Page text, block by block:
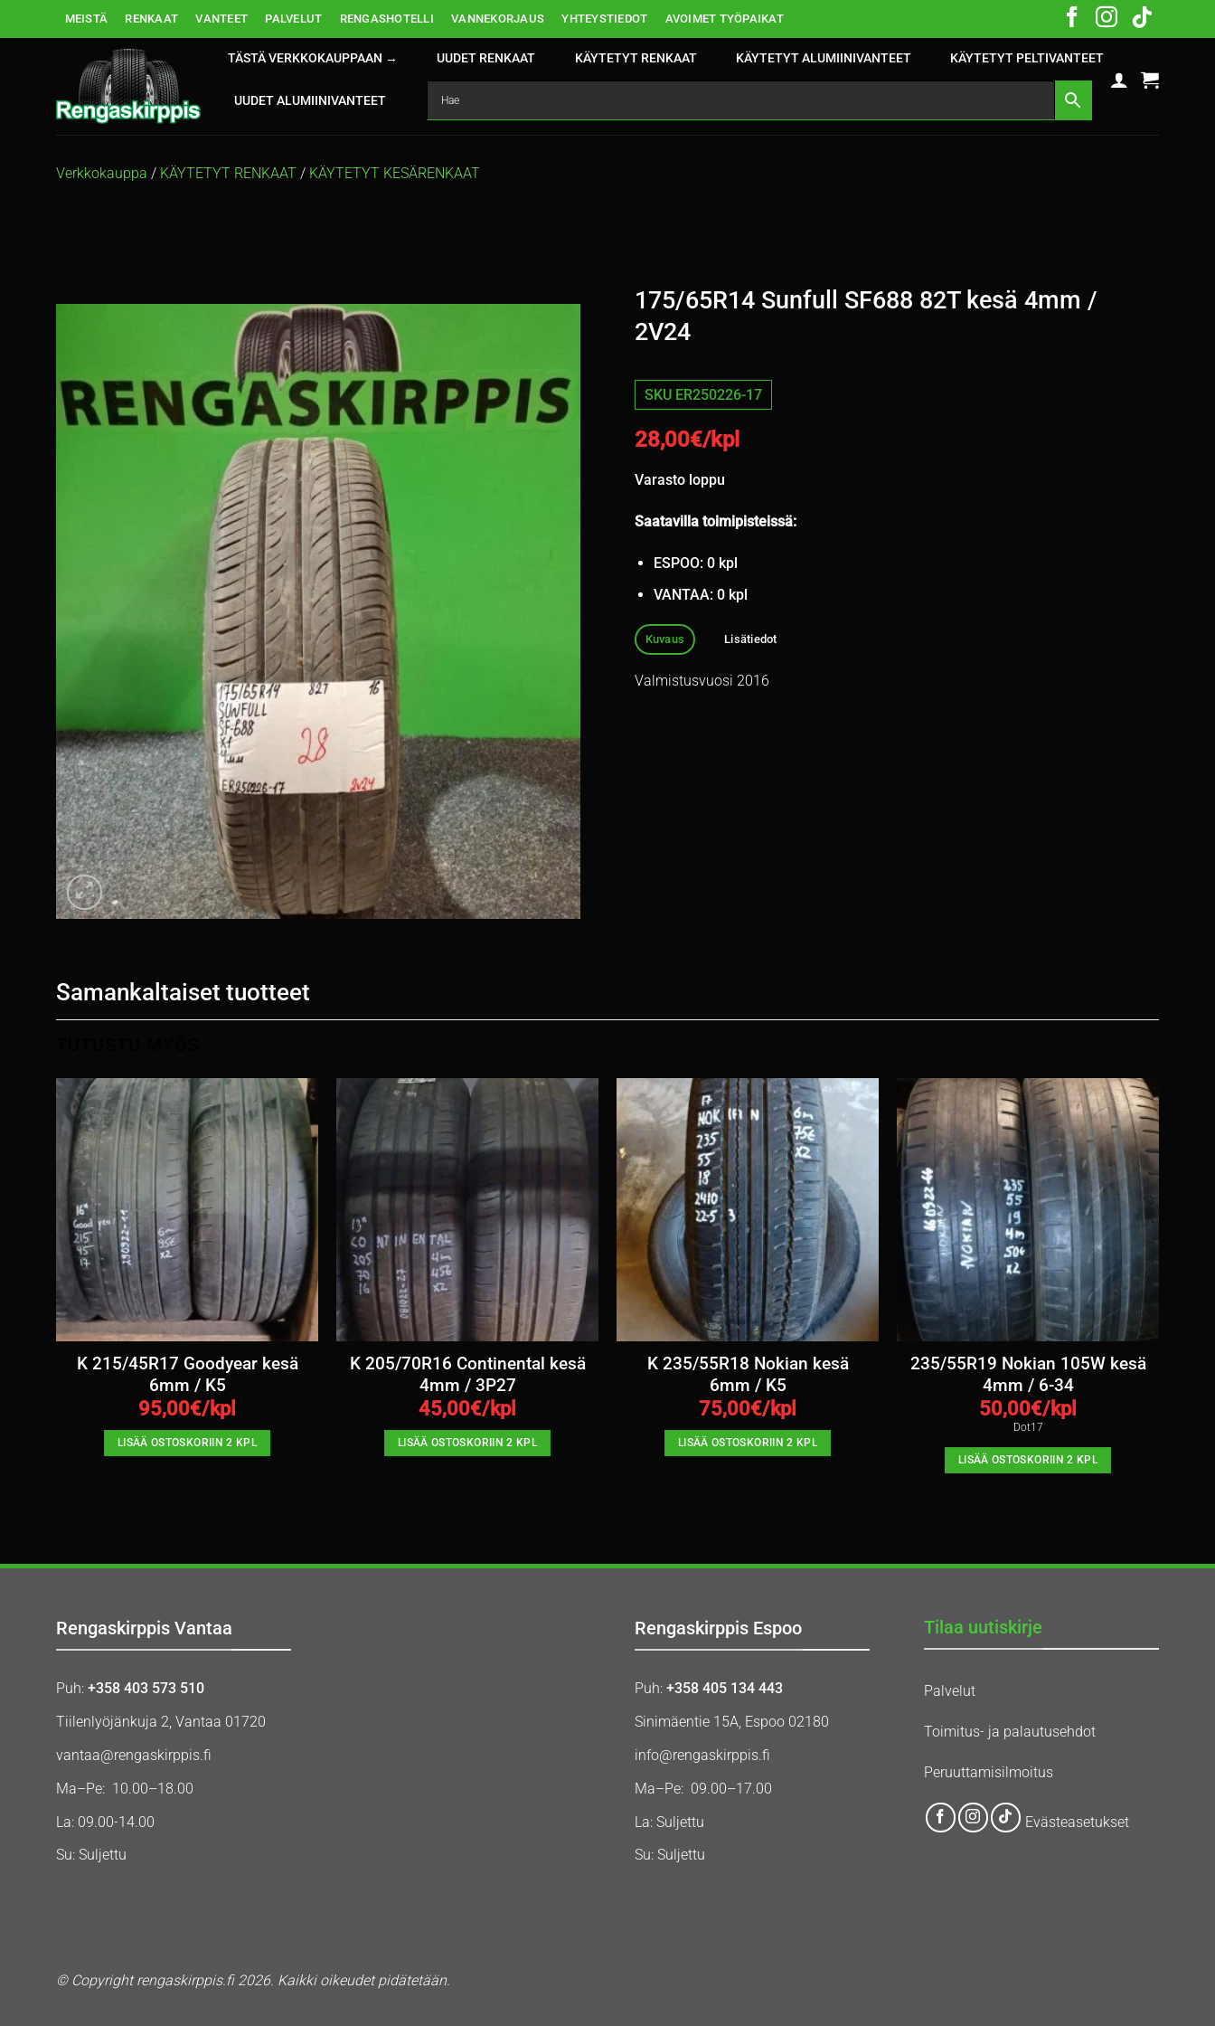
MEISTÄ RENKAAT VANTEET PALVELUT RENGASHOTELLI VANNEKORJAUS YHTEYSTIEDOT AVOIMET TYÖPAIKAT
TÄSTÄ VERKKOKAUPPAAN → UUDET RENKAAT KÄYTETYT RENKAAT KÄYTETYT ALUMIINIVANTEET KÄYTETYT PELTIVANTEET
UUDET ALUMIINIVANTEET
Verkkokauppa / KÄYTETYT RENKAAT / KÄYTETYT KESÄRENKAAT
175/65R14 Sunfull SF688 82T kesä 4mm /
2V24
SKU ER250226-17
28,00€/kpl
Varasto loppu
Saatavilla toimipisteissä:
ESPOO: 0 kpl
VANTAA: 0 kpl
Kuvaus Lisätiedot
Valmistusvuosi 2016
Samankaltaiset tuotteet
K 215/45R17 Goodyear kesä
6mm / K5
95,00€/kpl
LISÄÄ OSTOSKORIIN 2 KPL
K 205/70R16 Continental kesä
4mm / 3P27
45,00€/kpl
LISÄÄ OSTOSKORIIN 2 KPL
K 235/55R18 Nokian kesä
6mm / K5
75,00€/kpl
LISÄÄ OSTOSKORIIN 2 KPL
235/55R19 Nokian 105W kesä
4mm / 6-34
50,00€/kpl
Dot17
LISÄÄ OSTOSKORIIN 2 KPL
Rengaskirppis Vantaa
Puh: +358 403 573 510
Tiilenlyöjänkuja 2, Vantaa 01720
vantaa@rengaskirppis.fi
Ma–Pe: 10.00–18.00
La: 09.00-14.00
Su: Suljettu
Rengaskirppis Espoo
Puh: +358 405 134 443
Sinimäentie 15A, Espoo 02180
info@rengaskirppis.fi
Ma–Pe: 09.00–17.00
La: Suljettu
Su: Suljettu
Tilaa uutiskirje
Palvelut
Toimitus- ja palautusehdot
Peruuttamisilmoitus
Evästeasetukset
© Copyright rengaskirppis.fi 2026. Kaikki oikeudet pidätetään.